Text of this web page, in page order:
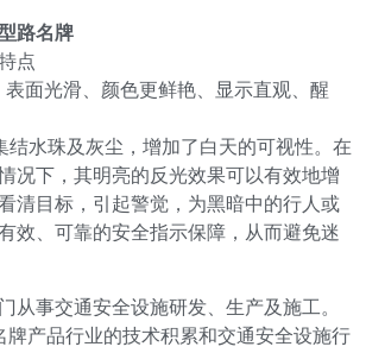
路名牌
点
面光滑、颜色更鲜艳、显示直观、醒
水珠及灰尘，增加了白天的可视性。在
况下，其明亮的反光效果可以有效地增
清目标，引起警觉，为黑暗中的行人或
效、可靠的安全指示保障，从而避免迷
从事交通安全设施研发、生产及施工。
牌产品行业的技术积累和交通安全设施行